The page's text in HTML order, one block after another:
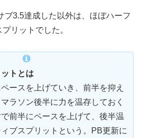
ブ3.5達成した以外は、ほぼハーフ
リットでした。
トとは
ースを上げていき、前半を抑え
ラソン後半に力を温存しておく
前半にペースを上げて、後半温
ブスプリットという。PB更新に